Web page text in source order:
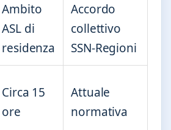
Ambito
ASL di
residenza
Accordo
collettivo
SSN-Regioni
Circa 15
ore
Attuale
normativa